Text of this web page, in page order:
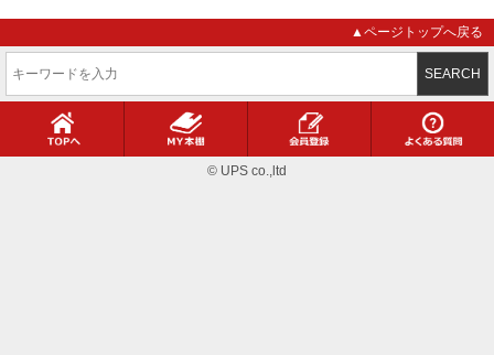
▲ページトップへ戻る
会員登録
© UPS co.,ltd